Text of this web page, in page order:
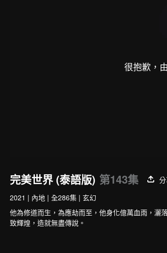
很抱歉，
完美世界 (泰語版) 第143集
2021 | 內地 | 全286集 | 玄幻
他為修道而生，為應劫而至，他身化億萬血雨，灑
致輝煌，造就無盡傳說。